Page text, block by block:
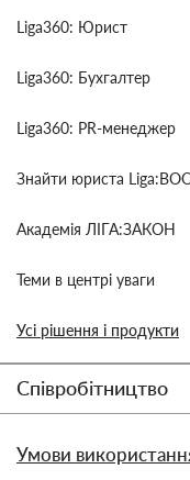
Liga360: Юрист
Liga360: Бухгалтер
Liga360: PR-менеджер
Знайти юриста
Академія ЛІГА:ЗАКОН
Теми в центрі уваги
Усі рішення і продукти
Співробітництво
Умови